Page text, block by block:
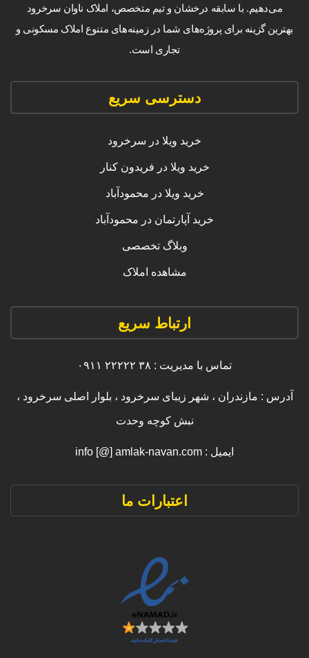
می‌دهیم. با سابقه درخشان و تیم متخصص، املاک ناوان سرخرود
بهترین گزینه برای پروژه‌های شما در زمینه‌های متنوع املاک مسکونی و
تجاری است.
دسترسی سریع
خرید ویلا در سرخرود
خرید ویلا در فریدون کنار
خرید ویلا در محمودآباد
خرید آپارتمان در محمودآباد
وبلاگ تخصصی
مشاهده املاک
ارتباط سریع
تماس با مدیریت : ۳۸ ۲۲۲۲۲ ۰۹۱۱
آدرس : مازندران ، شهر زیبای سرخرود ، بلوار اصلی سرخرود ،
نبش کوچه وحدت
ایمیل : info [@] amlak-navan.com
اعتبارات ما